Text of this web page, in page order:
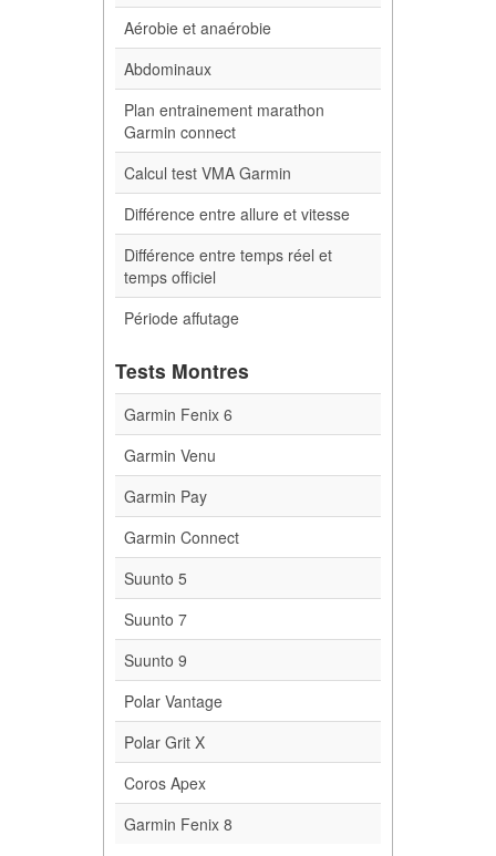
Aérobie et anaérobie
Abdominaux
Plan entrainement marathon
Garmin connect
Calcul test VMA Garmin
Différence entre allure et vitesse
Différence entre temps réel et
temps officiel
Période affutage
Tests Montres
Garmin Fenix 6
Garmin Venu
Garmin Pay
Garmin Connect
Suunto 5
Suunto 7
Suunto 9
Polar Vantage
Polar Grit X
Coros Apex
Garmin Fenix 8